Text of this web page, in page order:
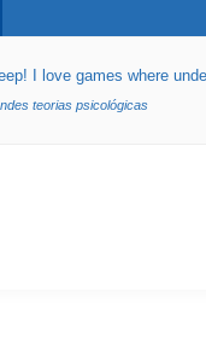
I love games where
teorias psicológicas